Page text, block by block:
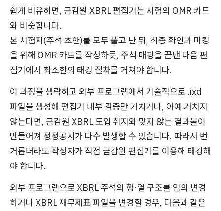
쉽게 비유하면, 금감원 XBRL 편집기는 시험의 OMR 카드
와 비슷합니다.
본 시험지(주석 초안)를 모두 풀고 난 뒤, 최종 확인과 마킹
을 위해 OMR 카드를 작성하듯, 주석 매핑을 끝낸 다음 편
집기에서 최소한의 태깅 절차를 거쳐야 합니다.
이 과정을 생략하고 외부 프로그램에서 기술적으로 .ixd
파일을 생성해 편집기 내부 검증만 거치거나, 아예 거치지
않는다면, 금감원 XBRL 도입 취지와 맞지 않는 결과물이
만들어져 정정공시가 다수 발생할 수 있습니다. 따라서 번
거롭더라도 작성자가 직접 금감원 편집기를 이용해 태깅해
야 합니다.
외부 프로그램으로 XBRL 주석의 행·열 구조를 임의 변경
하거나 XBRL 재무제표 파일을 변경할 경우, 다음과 같은